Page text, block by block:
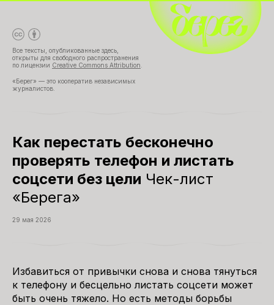
Все тексты, опубликованные здесь,
открыты для свободного распространения
по лицензии Creative Commons Attribution
«Берег» — это кооператив независимых
журналистов.
Как перестать бесконечно
проверять телефон и листать
соцсети без цели Чек-лист
«Берега»
29 мая 2026
Избавиться от привычки снова и снова тянуться
к телефону и бесцельно листать соцсети может
быть очень тяжело. Но есть методы борьбы